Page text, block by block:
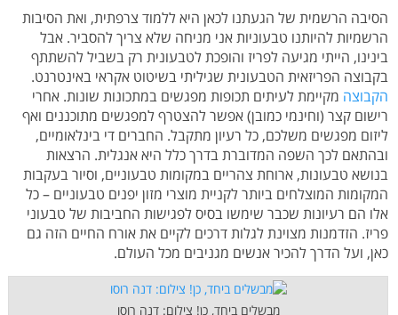
הסיבה הרשמית של הגעתנו לכאן היא ללמוד צרפתית, ואת הסיבות
הרשמיות להיותנו טבעוניות אני מניחה שלא צריך להסביר. אבל
בינינו, הייתי מגיעה לפריז והופכת לטבעונית רק בשביל להשתתף
בקבוצה הפריזאית הטבעונית שגיליתי בשיטוט אקראי באינטרנט.
הקבוצה מקיימת לעיתים תכופות מפגשים במתכונות שונות. אחרי
רישום קצר (וחינמי כמובן) אפשר להצטרף למפגשים מתוכננים ואף
ליזום מפגשים משלכם, כל רעיון מתקבל. החברים די בינלאומיים,
ובהתאם לכך השפה המדוברת בדרך כלל היא אנגלית. הרצאות
בנושא טבעונות, ארוחת צהריים במקומות טבעוניים, וסיור בעקבות
המקומות המוצלחים ביותר לקניית מוצרי מזון יפנים טבעוניים – כל
אלו הם רעיונות שכבר שימשו בסיס לפגישות החביבות של טבעוני
פריז. הזדמנות מצוינת לגלות דרכים לקיים את אורח החיים הזה גם
כאן, ועל הדרך להכיר אנשים מגניבים מכל העולם.
מבשלים ביחד, כן! צילום: דנה רוסו